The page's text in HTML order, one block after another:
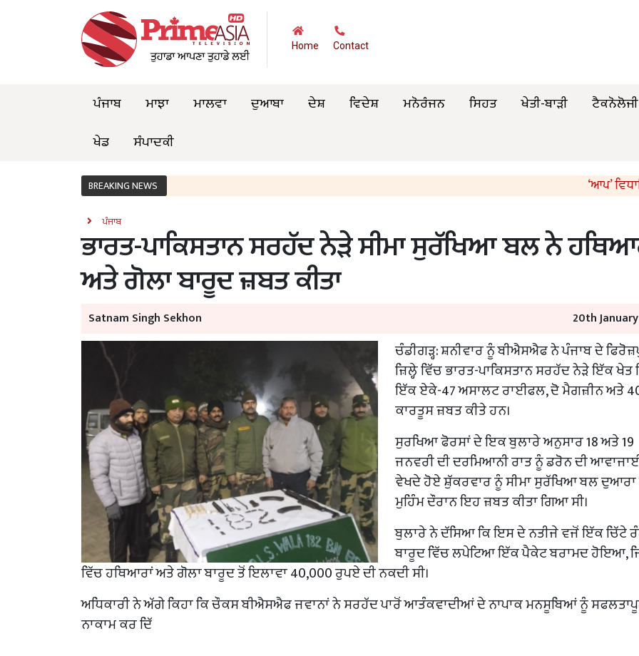
Home Contact
ਪੰਜਾਬ ਮਾਝਾ ਮਾਲਵਾ ਦੁਆਬਾ ਦੇਸ਼ ਵਿਦੇਸ਼ ਮਨੋਰੰਜਨ ਸਿਹਤ ਖੇਤੀ-ਬਾੜੀ ਟੈਕਨੋਲੋਜੀ
ਖੇਡ
ਸੰਪਾਦਕੀ
BREAKING NEWS ‘ਆਪ’
ਪੰਜਾਬ
ਭਾਰਤ-ਪਾਕਿਸਤਾਨ ਸਰਹੱਦ ਨੇੜੇ ਸੀਮਾ ਸੁਰੱਖਿਆ ਬਲ ਨੇ
ਅਤੇ ਗੋਲਾ ਬਾਰੂਦ ਜ਼ਬਤ ਕੀਤਾ
Satnam Singh Sekhon 20th
ਚੰਡੀਗੜ੍ਹ: ਸ਼ਨੀਵਾਰ ਨੂੰ ਬੀਐਸਐਫ ਨੇ ਪੰਜਾਬ ਦੇ
ਜ਼ਿਲ੍ਹੇ ਵਿੱਚ ਭਾਰਤ-ਪਾਕਿਸਤਾਨ ਸਰਹੱਦ ਨੇੜੇ ਇੱਕ ਖੇਤ
ਇੱਕ ਏਕੇ-47 ਅਸਾਲਟ ਰਾਈਫਲ, ਦੋ ਮੈਗਜ਼ੀਨ ਅਤੇ
ਕਾਰਤੂਸ ਜ਼ਬਤ ਕੀਤੇ ਹਨ।
ਸੁਰਖਿਆ ਫੋਰਸਾਂ ਦੇ ਇਕ ਬੁਲਾਰੇ ਅਨੁਸਾਰ 18 ਅਤੇ 19
ਜਨਵਰੀ ਦੀ ਦਰਮਿਆਨੀ ਰਾਤ ਨੂੰ ਡਰੋਨ ਦੀ
ਵੇਖਦੇ ਹੋਏ ਸ਼ੁੱਕਰਵਾਰ ਨੂੰ ਸੀਮਾ ਸੁਰੱਖਿਆ ਬਲ ਦੁਆਰਾ
ਮੁਹਿੰਮ ਦੌਰਾਨ ਇਹ ਜ਼ਬਤ ਕੀਤਾ ਗਿਆ ਸੀ।
ਬੁਲਾਰੇ ਨੇ ਦੱਸਿਆ ਕਿ ਇਸ ਦੇ ਨਤੀਜੇ ਵਜੋਂ ਇੱਕ ਚਿੱਟੇ
ਬਾਰੂਦ ਵਿੱਚ ਲਪੇਟਿਆ ਇੱਕ ਪੈਕੇਟ ਬਰਾਮਦ ਹੋਇਆ,
ਵਿੱਚ ਹਥਿਆਰਾਂ ਅਤੇ ਗੋਲਾ ਬਾਰੂਦ ਤੋਂ ਇਲਾਵਾ 40,000 ਰੁਪਏ ਦੀ ਨਕਦੀ ਸੀ।
ਅਧਿਕਾਰੀ ਨੇ ਅੱਗੇ ਕਿਹਾ ਕਿ ਚੌਕਸ ਬੀਐਸਐਫ ਜਵਾਨਾਂ ਨੇ ਸਰਹੱਦ ਪਾਰੋਂ ਆਤੰਕਵਾਦੀਆਂ ਦੇ ਨਾਪਾਕ ਮਨਸੂਬਿਆਂ ਨੂੰ
ਨਾਕਾਮ ਕਰ ਦਿੱ